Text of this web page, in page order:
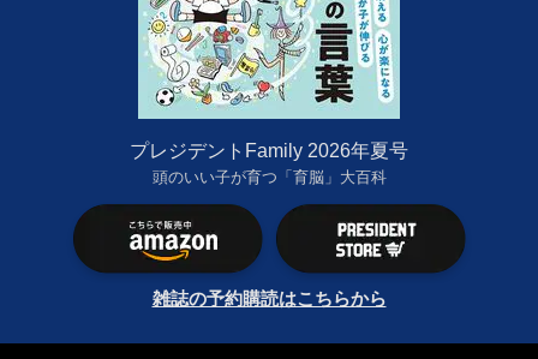
プレジデントFamily 2026年夏号
頭のいい子が育つ「育脳」大百科
雑誌の予約購読はこちらから